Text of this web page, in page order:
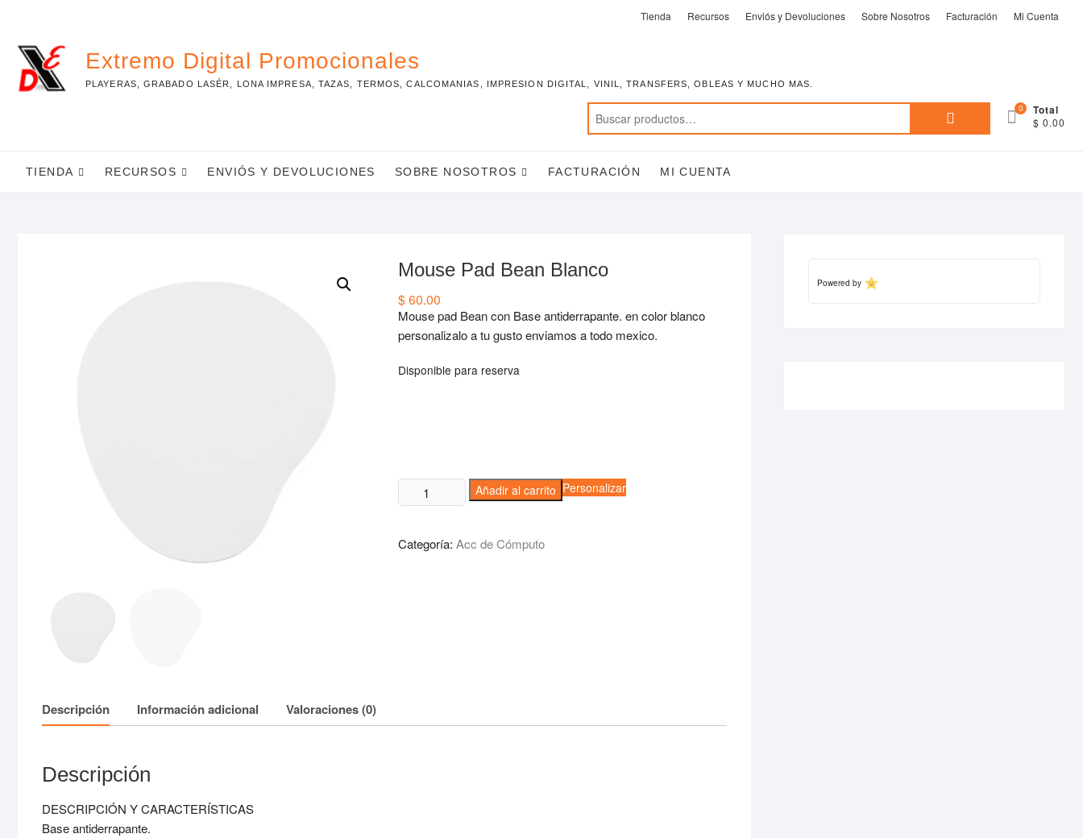
content
Tienda Recursos Enviós y Devoluciones Sobre Nosotros Facturación Mi Cuenta
Extremo Digital Promocionales
PLAYERAS, GRABADO LASÉR, LONA IMPRESA, TAZAS, TERMOS, CALCOMANIAS, IMPRESION DIGITAL, VINIL, TRANSFERS, OBLEAS Y MUCHO MAS.
Buscar
0 Total
$ 0.00
TIENDA RECURSOS ENVIÓS Y DEVOLUCIONES SOBRE NOSOTROS FACTURACIÓN MI CUENTA
Mouse Pad Bean Blanco
$60.00
Mouse pad Bean con Base antiderrapante. en color blanco
personalizalo a tu gusto enviamos a todo mexico.
Disponible para reserva
Mouse
Pad
Blanco
Añadir al carrito Personalizar
Categoría: Acc de Cómputo
Descripción Información adicional Valoraciones (0)
Descripción
DESCRIPCIÓN Y CARACTERÍSTICAS
Base antiderrapante.
Powered by